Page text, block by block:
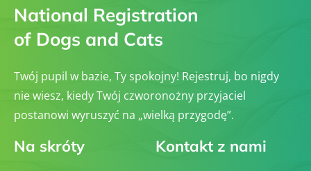
National Registration
of Dogs and Cats
Twój pupil w bazie, Ty spokojny! Rejestruj, bo nigdy
nie wiesz, kiedy Twój czworonożny przyjaciel
postanowi wyruszyć na „wielką przygodę”.
Na skróty Kontakt z nami